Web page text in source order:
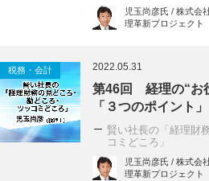
児玉尚彦氏 / 株式
理革新プロジェク
税務・会計 2022.05.31
第46回 経理の“お
「３つのポイント」
賢い社長の「経理財
コミどころ」
児玉尚彦氏 / 株式
理革新プロジェク